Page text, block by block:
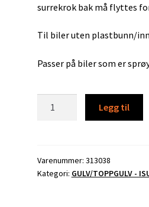
surrekrok bak må flyttes
Til biler uten plastbunn/
Passer på biler som er
MAX
DOUBLE
Legg til
Varenummer: 313038
Kategori: GULV/TOPPGULV -